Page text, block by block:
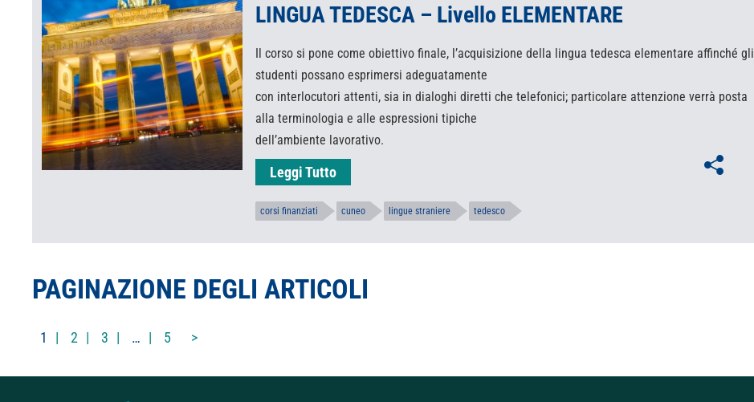
LINGUA TEDESCA – Livello ELEMENTARE
Il corso si pone come obiettivo finale, l’acquisizione della lingua tedesca elementare affinché gli
studenti possano esprimersi adeguatamente
con interlocutori attenti, sia in dialoghi diretti che telefonici; particolare attenzione verrà posta
alla terminologia e alle espressioni tipiche
dell’ambiente lavorativo.
Leggi Tutto
corsi finanziati cuneo lingue straniere tedesco
PAGINAZIONE DEGLI ARTICOLI
1 2 3 … 5 >